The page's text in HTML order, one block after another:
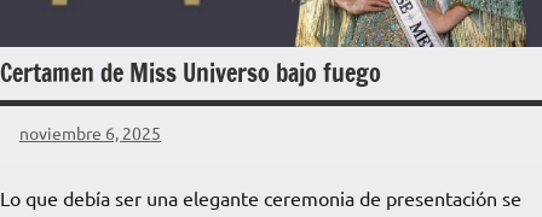
Certamen de Miss Universo bajo fuego
noviembre 6, 2025
La
de
Lo que debía ser una elegante ceremonia de presentación se